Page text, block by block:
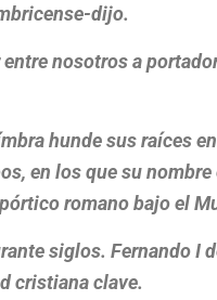
dijo.
entre nosotros a
hunde sus raíces
en los que su
romano bajo el
siglos. Fernando I
cristiana clave.